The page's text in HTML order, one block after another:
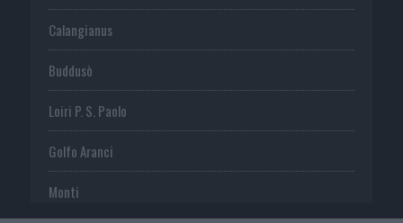
Calangianus
Buddusò
Loiri P. S. Paolo
Golfo Aranci
Monti